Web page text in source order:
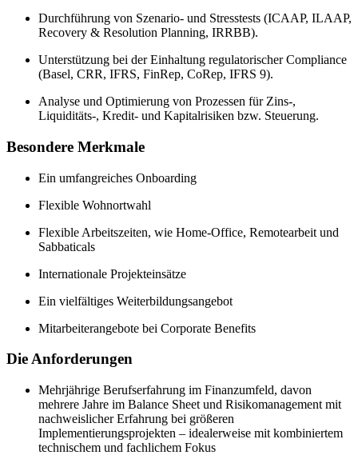
Durchführung von Szenario- und Stresstests (ICAAP, ILAAP,
Recovery & Resolution Planning, IRRBB).
Unterstützung bei der Einhaltung regulatorischer Compliance
(Basel, CRR, IFRS, FinRep, CoRep, IFRS 9).
Analyse und Optimierung von Prozessen für Zins-,
Liquiditäts-, Kredit- und Kapitalrisiken bzw. Steuerung.
Besondere Merkmale
Ein umfangreiches Onboarding
Flexible Wohnortwahl
Flexible Arbeitszeiten, wie Home-Office, Remotearbeit und
Sabbaticals
Internationale Projekteinsätze
Ein vielfältiges Weiterbildungsangebot
Mitarbeiterangebote bei Corporate Benefits
Die Anforderungen
Mehrjährige Berufserfahrung im Finanzumfeld, davon
mehrere Jahre im Balance Sheet und Risikomanagement mit
nachweislicher Erfahrung bei größeren
Implementierungsprojekten – idealerweise mit kombiniertem
technischem und fachlichem Fokus